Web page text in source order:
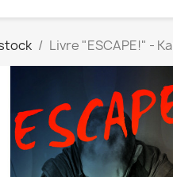
Livre "ESCAPE!" -